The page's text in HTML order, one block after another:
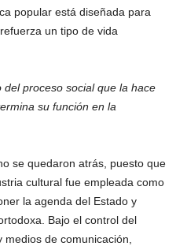
popular está diseñada para
un tipo de vida
del proceso social que la hace
su función en la
se quedaron atrás, puesto que
cultural fue empleada como
la agenda del Estado y
Bajo el control del
de comunicación,